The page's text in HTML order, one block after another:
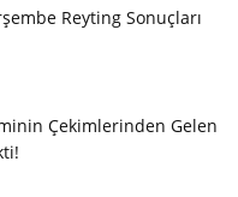
Reyting Sonuçları
Çekimlerinden Gelen